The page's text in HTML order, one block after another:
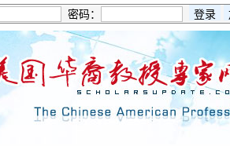
密码：